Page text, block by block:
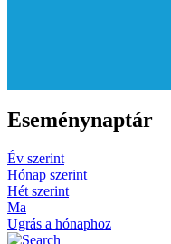
Eseménynaptár
Év szerint
Hónap szerint
Hét szerint
Ma
Ugrás a hónaphoz